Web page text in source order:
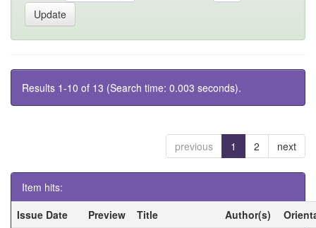
Results 1-10 of 13 (Search time: 0.003 seconds).
previous 1 2 next
Item hits:
Issue Date
Preview Title Author(s)